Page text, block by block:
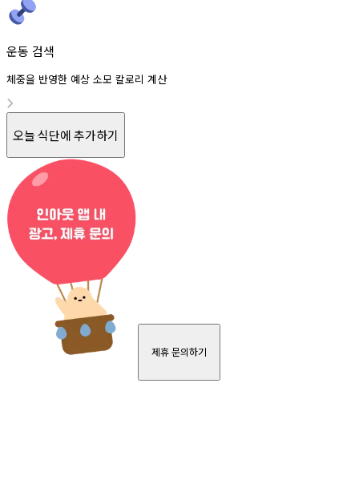
운동 검색
체중을 반영한 예상 소모 칼로리 계산
오늘 식단에 추가하기
제휴 문의하기